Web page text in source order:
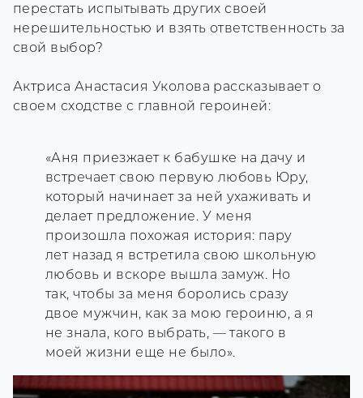
перестать испытывать других своей
нерешительностью и взять ответственность за
свой выбор?
Актриса Анастасия Уколова рассказывает о
своем сходстве с главной героиней:
«Аня приезжает к бабушке на дачу и
встречает свою первую любовь Юру,
который начинает за ней ухаживать и
делает предложение. У меня
произошла похожая история: пару
лет назад я встретила свою школьную
любовь и вскоре вышла замуж. Но
так, чтобы за меня боролись сразу
двое мужчин, как за мою героиню, а я
не знала, кого выбрать, — такого в
моей жизни еще не было».